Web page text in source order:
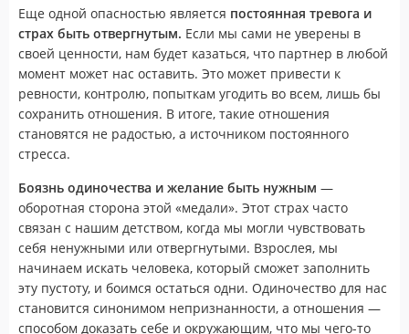
Еще одной опасностью является постоянная тревога и
страх быть отвергнутым. Если мы сами не уверены в
своей ценности, нам будет казаться, что партнер в любой
момент может нас оставить. Это может привести к
ревности, контролю, попыткам угодить во всем, лишь бы
сохранить отношения. В итоге, такие отношения
становятся не радостью, а источником постоянного
стресса.
Боязнь одиночества и желание быть нужным —
оборотная сторона этой «медали». Этот страх часто
связан с нашим детством, когда мы могли чувствовать
себя ненужными или отвергнутыми. Взрослея, мы
начинаем искать человека, который сможет заполнить
эту пустоту, и боимся остаться одни. Одиночество для нас
становится синонимом непризнанности, а отношения —
способом доказать себе и окружающим, что мы чего-то